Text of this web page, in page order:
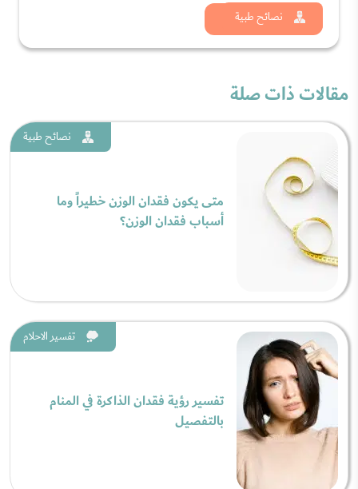
نصائح طبية
شاهد الان
مقالات ذات صلة
نصائح طبية
متى يكون فقدان الوزن خطيراً وما
أسباب فقدان الوزن؟
تفسير الاحلام
تفسير رؤية فقدان الذاكرة في المنام
بالتفصيل